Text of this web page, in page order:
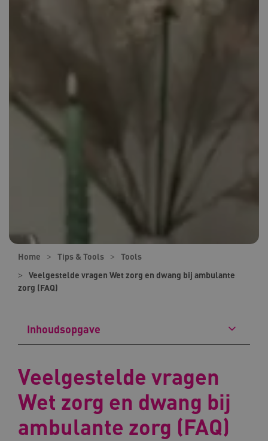
Home Tips & Tools
Tools
Veelgestelde vragen Wet zorg en dwang bij ambulante
zorg (FAQ)
Inhoudsopgave
Veelgestelde vragen
Wet zorg en dwang bij
ambulante zorg (FAQ)